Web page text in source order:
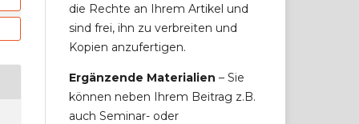
die Rechte an Ihrem Artikel und
sind frei, ihn zu verbreiten und
Kopien anzufertigen.
Ergänzende Materialien – Sie
können neben Ihrem Beitrag z.B.
auch Seminar- oder